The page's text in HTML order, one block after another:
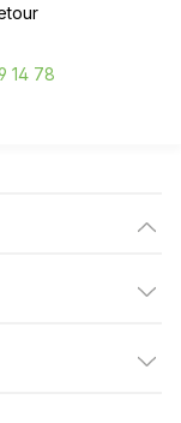
14 78